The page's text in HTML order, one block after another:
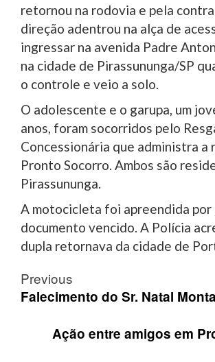
retornou na rodovia e pela
direção adentrou na alça de
ingressar na avenida Padre
na cidade de Pirassununga/SP
o controle e veio a solo.
O adolescente e o garupa, um
anos, foram socorridos pelo
Concessionária que administra a
Pronto Socorro. Ambos são
Pirassununga.
A motocicleta foi apreendida por
documento vencido. A Polícia
dupla retornava da cidade de
Post
navigation
Previous
Falecimento do Sr. Natal
Ação entre amigos em